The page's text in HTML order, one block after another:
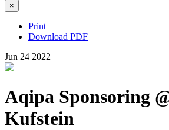
×
Print
Download PDF
Jun 24 2022
Aqipa Sponsoring
Kufstein